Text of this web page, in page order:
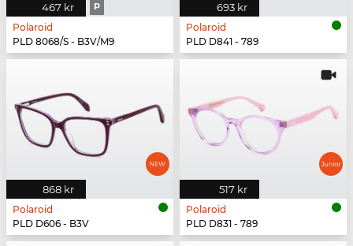
467 kr P
Polaroid
PLD 8068/S - B3V/M9
693 kr
Polaroid
PLD D841 - 789
868 kr
Polaroid
PLD D606 - B3V
517 kr
Polaroid
PLD D831 - 789